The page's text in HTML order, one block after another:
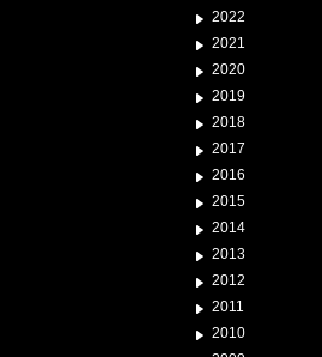
2022
2021
2020
2019
2018
2017
2016
2015
2014
2013
2012
2011
2010